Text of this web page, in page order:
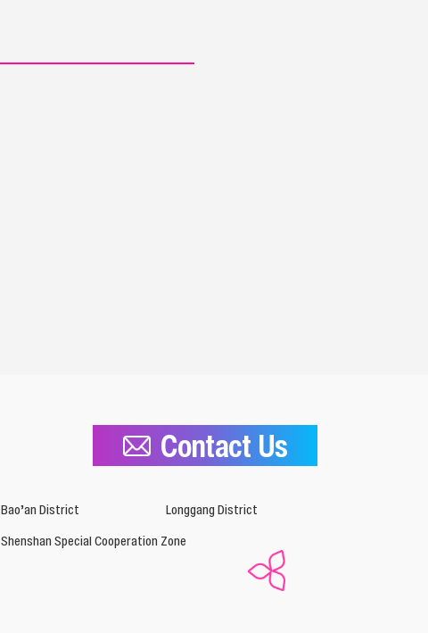
Contact Us
Bao’an District
Longgang District
Shenshan Special Cooperation Zone